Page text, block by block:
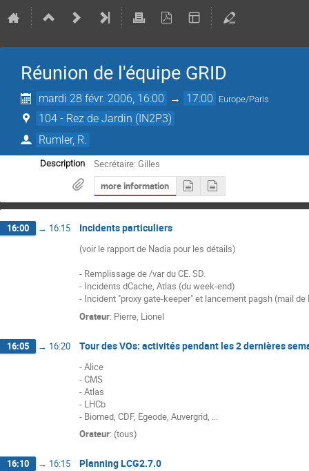
Réunion de l'équipe GRID
mardi 28 févr. 2006, 16:00 → 17:00 Europe/Paris
104 - Rez de Jardin (IN2P3)
Rumler, R.
Description
Secrétaire: Gilles
more information
16:00 → 16:15 Incidents particuliers
(voir le rapport de Nadia pour les détails)
- Remplissage de /var du CE. SD.
- Incidents dCache, Atlas (du week-end)
- Incident "proxy gate-keeper" et lancement pagsh (mail de
Orateur: Pierre, Lionel
16:05 → 16:20 Tour des VOs: activités pendant les 2 dernières
- Alice
- CMS
- Atlas
- LHCb
- Biomed, CDF, Egeode, Auvergrid, ...
Orateur: (tous)
16:10 → 16:15 Planning LCG2.7.0